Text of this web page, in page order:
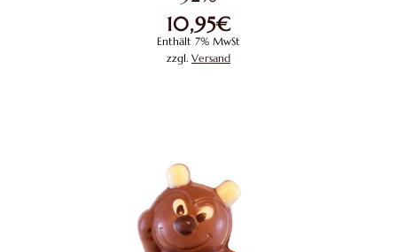
10,95€
Enthält 7% MwSt
zzgl. Versand